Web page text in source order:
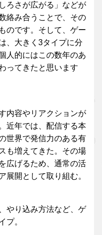
ろさが広がる」などが
絡み合うことで、その
のです。そして、ゲー
、大きく3タイプに分
人的にはこの数年のあ
ってきたと思います
内容やリアクションが
近年では、配信する本
世界で発信力のある有
も増えてきた。その場
広げるため、通常の活
展開として取り組む。
やり込み方法など、ゲ
プ。